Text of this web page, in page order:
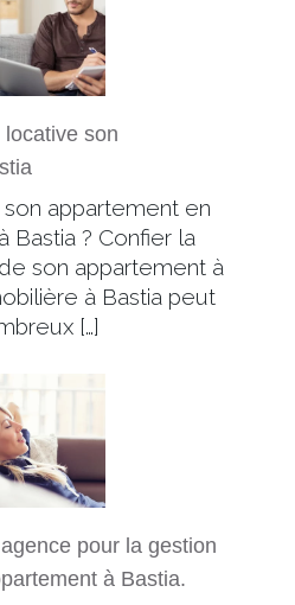
son
appartement en
Bastia ? Confier la
son appartement à
à Bastia peut
[…]
pour la gestion
à Bastia.